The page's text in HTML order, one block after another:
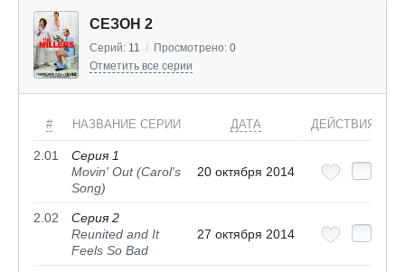
СЕЗОН 2
Серий: 11 / Просмотрено: 0
Отметить все серии
# НАЗВАНИЕ СЕРИИ ДАТА ДЕЙСТВИЯ
2.01
Серия 1
Movin' Out (Carol's
Song)
20 октября 2014
2.02
Серия 2
Reunited and It
Feels So Bad
27 октября 2014